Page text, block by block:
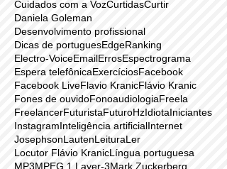
Correio eletrônico
Crescimento profissional
Cuidados com a VozCurtidasCurtir
Daniela Goleman
Desenvolvimento profissional
Dicas de portuguesEdgeRanking
Electro-VoiceEmailErrosEspectrograma
Espera telefônicaExercíciosFacebook
Facebook LiveFlavio KranicFlávio Kranic
Fones de ouvidoFonoaudiologia
FreelancerFuturistaFuturoHzIdiotaIniciantes
InstagramInteligência artificialInternet